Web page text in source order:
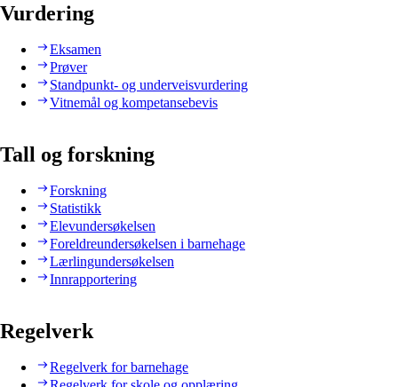
Vurdering
Eksamen
Prøver
Standpunkt- og underveisvurdering
Vitnemål og kompetansebevis
Tall og forskning
Forskning
Statistikk
Elevundersøkelsen
Foreldreundersøkelsen i barnehage
Lærlingundersøkelsen
Innrapportering
Regelverk
Regelverk for barnehage